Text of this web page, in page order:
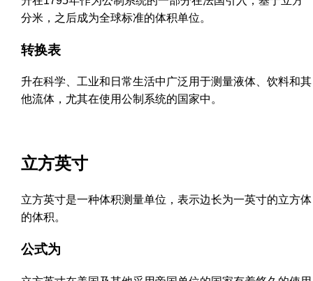
分米，之后成为全球标准的体积单位。
转换表
升在科学、工业和日常生活中广泛用于测量液体、饮料和其
他流体，尤其在使用公制系统的国家中。
立方英寸
立方英寸是一种体积测量单位，表示边长为一英寸的立方体
的体积。
公式为